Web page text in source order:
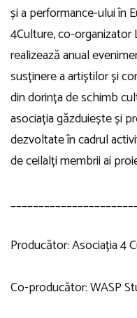
și a performance-ului în
4Culture, co-
realizează anual
susținere a artiștilor și
din dorința de schimb
asociația găzduiește și
dezvoltate în cadrul
de ceilalți membrii ai
Producător: Asociația 4
Co-producător: WASP